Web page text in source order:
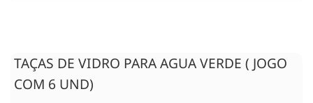
TAÇAS DE VIDRO PARA AGUA VERDE ( JOGO
COM 6 UND)